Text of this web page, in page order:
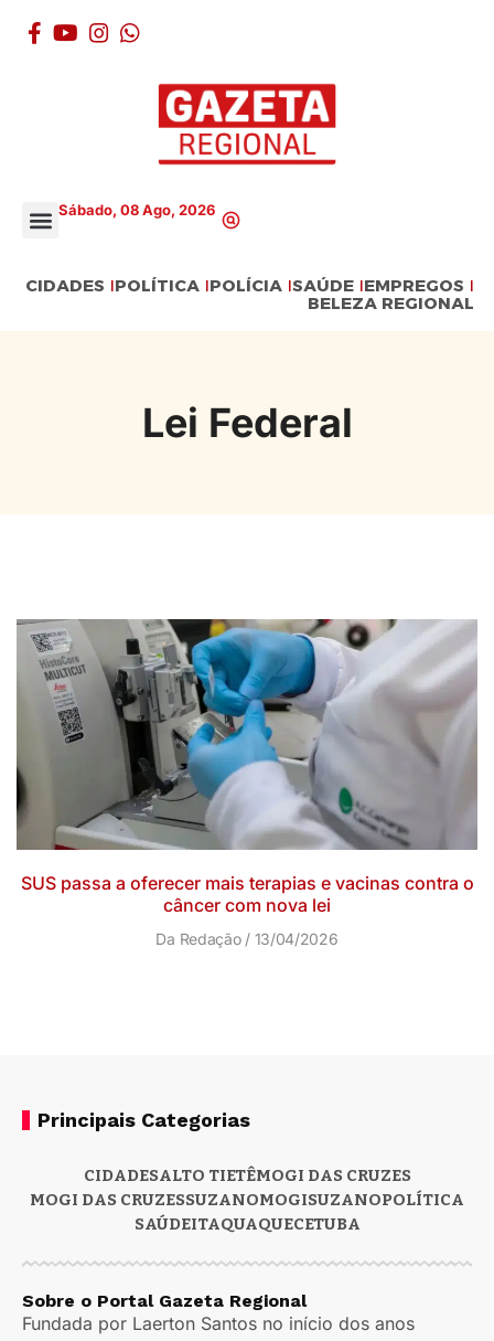
Sábado, 08 Ago, 2026
CIDADES POLÍTICA POLÍCIA SAÚDE EMPREGOS
BELEZA REGIONAL
Lei Federal
SUS passa a oferecer mais terapias e vacinas contra o
câncer com nova lei
Da Redação 13/04/2026
Principais Categorias
CIDADESALTO TIETÊMOGI DAS CRUZES
MOGI DAS CRUZESSUZANOMOGISUZANOPOLÍTICA
SAÚDEITAQUAQUECETUBA
Sobre o Portal Gazeta Regional
Fundada por Laerton Santos no início dos anos